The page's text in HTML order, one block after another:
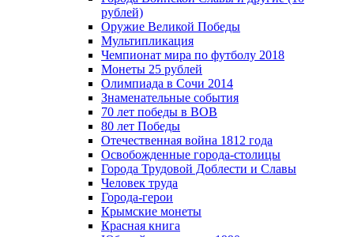
рублей)
Оружие Великой Победы
Мультипликация
Чемпионат мира по футболу 2018
Монеты 25 рублей
Олимпиада в Сочи 2014
Знаменательные события
70 лет победы в ВОВ
80 лет Победы
Отечественная война 1812 года
Освобожденные города-столицы
Города Трудовой Доблести и Славы
Человек труда
Города-герои
Крымские монеты
Красная книга